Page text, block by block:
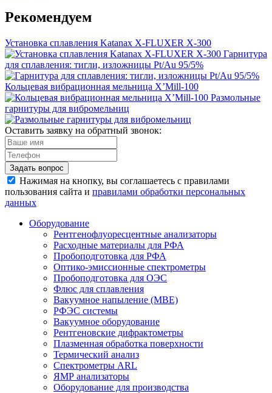
Рекомендуем
Установка сплавления Katanax X-FLUXER X-300
Гарнитура
для сплавления: тигли, изложницы Pt/Au 95/5%
Кольцевая вибрационная мельница X’Mill-100
Размольные
гарнитуры для вибромельниц
Оставить заявку на обратный звонок:
Задать вопрос
Нажимая на кнопку, вы соглашаетесь с правилами
пользования сайта и правилами обработки персональных
данных
Оборудование
Рентгенофлуоресцентные анализаторы
Расходные материалы для РФА
Пробоподготовка для РФА
Оптико-эмиссионные спектрометры
Пробоподготовка для ОЭС
Флюс для сплавления
Вакуумное напыление (MBE)
РФЭС системы
Вакуумное оборудование
Рентгеновские дифрактометры
Плазменная обработка поверхности
Термический анализ
Спектрометры ARL
ЯМР анализаторы
Оборудование для производства